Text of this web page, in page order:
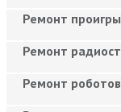
Ремонт
Ремонт
Ремонт